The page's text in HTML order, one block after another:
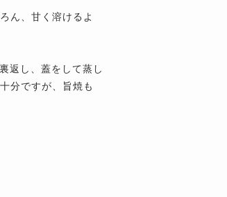
ん、甘く溶けるよ
返し、蓋をして蒸し
分ですが、旨焼も